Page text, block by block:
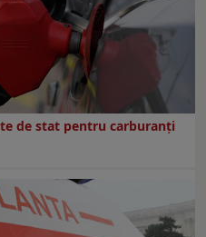
de stat pentru carburanți